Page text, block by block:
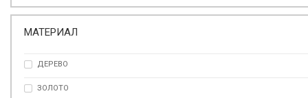
МАТЕРИАЛ
ДЕРЕВО
ЗОЛОТО